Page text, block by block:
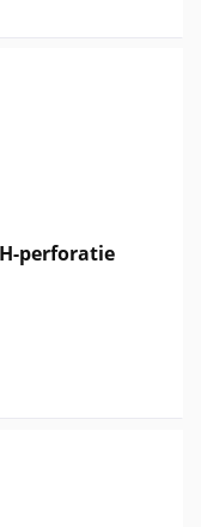
perforatie